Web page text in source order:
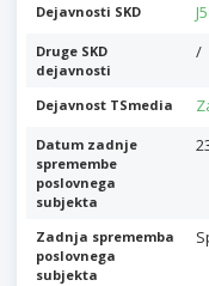
Dejavnosti SKD
Druge SKD
dejavnosti
/
Dejavnost TSmedia
Datum zadnje
spremembe
poslovnega
subjekta
Zadnja sprememba
poslovnega
subjekta